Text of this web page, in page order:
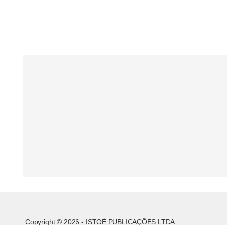
Copyright © 2026 - ISTOÉ PUBLICAÇÕES LTDA